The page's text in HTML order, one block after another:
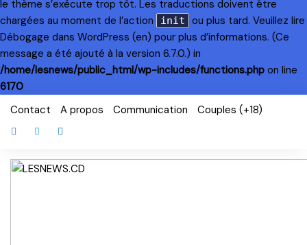
le thème s’exécute trop tôt. Les traductions doivent être
chargées au moment de l’action
init
ou plus tard. Veuillez lire
Débogage dans WordPress (en) pour plus d’informations. (Ce
message a été ajouté à la version 6.7.0.) in
/home/lesnews/public_html/wp-includes/functions.php on line
6170
Skip
content
Contact A propos Communication Couples (+18)